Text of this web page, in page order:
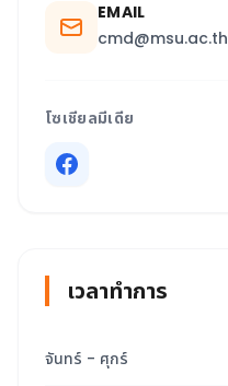
EMAIL
cmd@msu.ac.th
โซเชียลมีเดีย
เวลาทำการ
จันทร์ - ศุกร์